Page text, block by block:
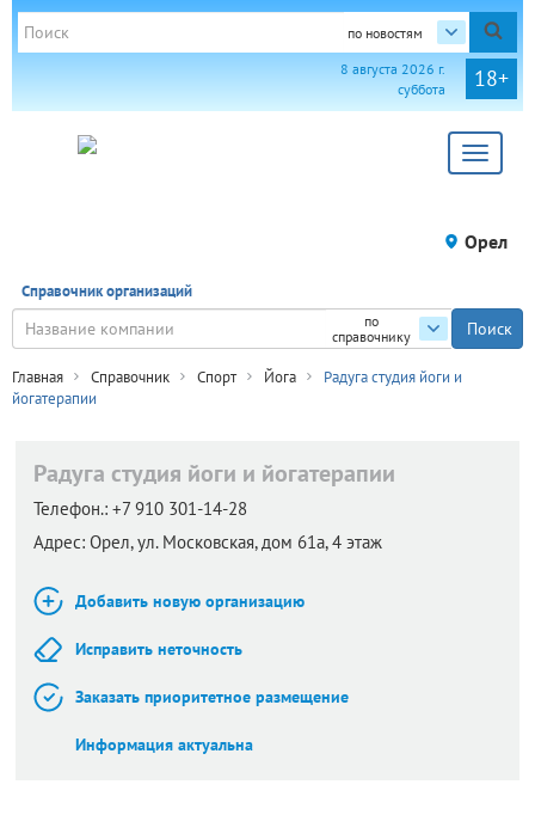
по новостям
18+
8 августа 2026 г.
суббота
Toggle
Орел
Справочник организаций
по
справочнику
Главная Справочник Спорт Йога
Радуга студия йоги и
йогатерапии
Радуга студия йоги и йогатерапии
Телефон.: +7 910 301-14-28
Адрес: Орел,ул. Московская, дом 61а, 4 этаж
Добавить новую организацию
Исправить неточность
Заказать приоритетное размещение
Информация актуальна